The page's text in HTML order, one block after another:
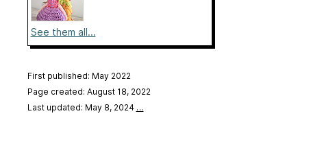
See them all...
First published: May 2022
Page created: August 18, 2022
Last updated: May 8, 2024 …